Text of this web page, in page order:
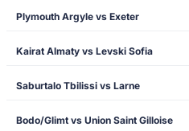
Plymouth Argyle vs Exeter
Kairat Almaty vs Levski Sofia
Saburtalo Tbilissi vs Larne
Bodo/Glimt vs Union Saint Gilloise